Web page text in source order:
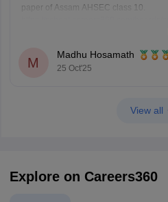
paper of Assam AHSEC class 10.
and improve yourself if any mistakes.
M
Madhu Hosamath
25 Oct'25
View all
Explore on Careers360